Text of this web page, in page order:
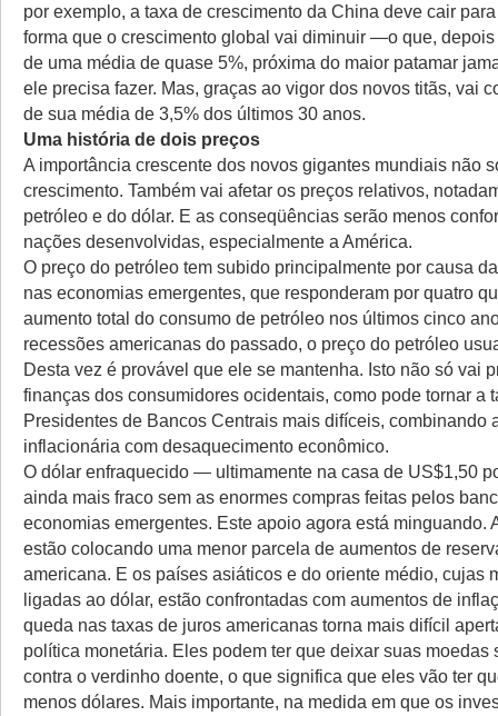
por exemplo, a taxa de crescimento da China deve cair para
forma que o crescimento global vai diminuir —o que,
de uma média de quase 5%, próxima do maior patamar
ele precisa fazer. Mas, graças ao vigor dos novos titãs, vai
de sua média de 3,5% dos últimos 30 anos.
Uma história de dois preços
A importância crescente dos novos gigantes mundiais não
crescimento. Também vai afetar os preços relativos,
petróleo e do dólar. E as conseqüências serão menos
nações desenvolvidas, especialmente a América.
O preço do petróleo tem subido principalmente por causa
nas economias emergentes, que responderam por quatro
aumento total do consumo de petróleo nos últimos cinco
recessões americanas do passado, o preço do petróleo
Desta vez é provável que ele se mantenha. Isto não só vai
finanças dos consumidores ocidentais, como pode tornar a
Presidentes de Bancos Centrais mais difíceis, combinando
inflacionária com desaquecimento econômico.
O dólar enfraquecido — ultimamente na casa de US$1,50
ainda mais fraco sem as enormes compras feitas pelos
economias emergentes. Este apoio agora está minguando.
estão colocando uma menor parcela de aumentos de
americana. E os países asiáticos e do oriente médio, cujas
ligadas ao dólar, estão confrontadas com aumentos de
queda nas taxas de juros americanas torna mais difícil
política monetária. Eles podem ter que deixar suas moedas
contra o verdinho doente, o que significa que eles vão ter
menos dólares. Mais importante, na medida em que os